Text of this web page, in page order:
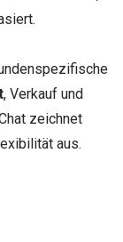
, Verkauf und
zeichnet
aus.